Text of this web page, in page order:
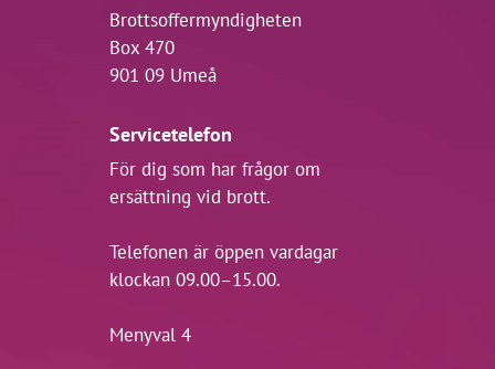
Brottsoffermyndigheten
Box 470
901 09 Umeå
Servicetelefon
För dig som har frågor om
ersättning vid brott.
Telefonen är öppen vardagar
klockan 09.00–15.00.
Menyval 4